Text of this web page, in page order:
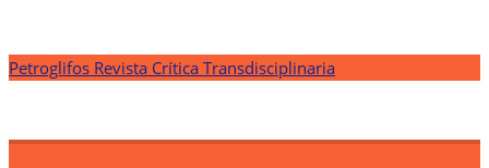
Saltar
Petroglifos Revista Crítica Transdisciplinaria